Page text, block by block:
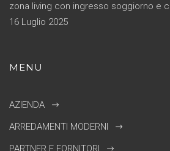
zona living con ingresso soggiorno e
16 Luglio 2025
MENU
AZIENDA
ARREDAMENTI MODERNI
PARTNER E FORNITORI